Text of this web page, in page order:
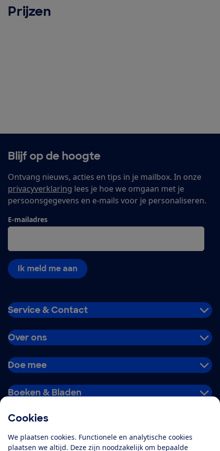
Cookies
We plaatsen cookies. Functionele en analytische cookies
plaatsen we altijd. Deze zijn noodzakelijk om bepaalde
Prijzen
Blijf op de hoogte
Ontvang nieuws, acties en tips in je mailbox. In onze
privacyverklaring lees je hoe we omgaan met je
persoonsgegevens en e-mails voor je personaliseren.
E-mailadres
Ik meld me aan
Service & Contact
Over ons
Doe mee
Boeken & Bladen